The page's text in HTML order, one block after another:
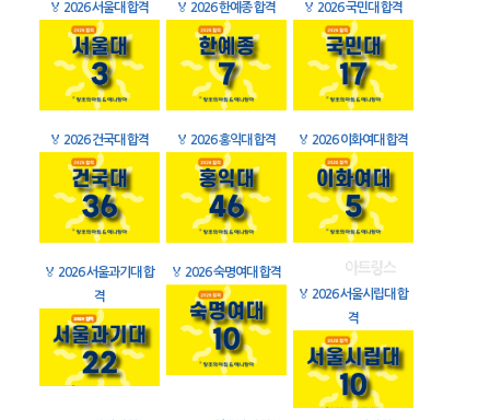
🏅 2026 서울대 합격 🏅 2026 한예종 합격 🏅 2026 국민대 합격
🏅 2026 건국대 합격 🏅 2026 홍익대 합격 🏅 2026 이화여대 합격
🏅 2026 서울과기대 합
격
🏅 2026 숙명여대 합격
🏅 2026 서울시립대 합
격